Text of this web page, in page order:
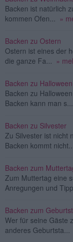
Backen ist natürlich
kommen Ofen... »
Backen zu Ostern
Ostern ist eines der
die ganze Fa... »
Backen zu Halloween
Backen zu
Backen kann man s...
Backen zu Silvester
Zu Silvester ist nicht
Backen kommt
Backen zum
Zum Muttertag eine
Anregungen und
Backen zum
Wer für seine Gäste
anderes Geburtsta...